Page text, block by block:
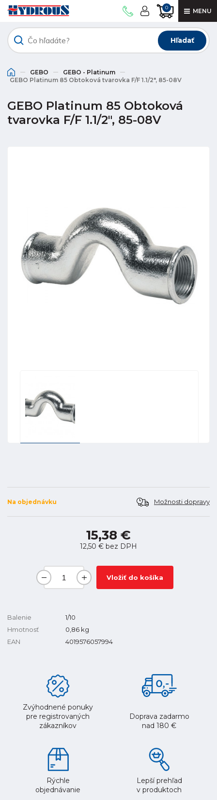
0 MENU
Hľadať
GEBO
GEBO - Platinum
GEBO Platinum 85 Obtoková tvarovka F/F 1.1/2", 85-08V
GEBO Platinum 85 Obtoková
tvarovka F/F 1.1/2", 85-08V
Na objednávku Možnosti dopravy
15,38 €
12,50 € bez DPH
Vložiť do košíka
Balenie
1/10
Hmotnosť
0,86 kg
EAN
4019576057994
Zvýhodnené ponuky
pre registrovaných
zákazníkov
Doprava zadarmo
nad 180 €
Rýchle
objednávanie
Lepší prehľad
v produktoch